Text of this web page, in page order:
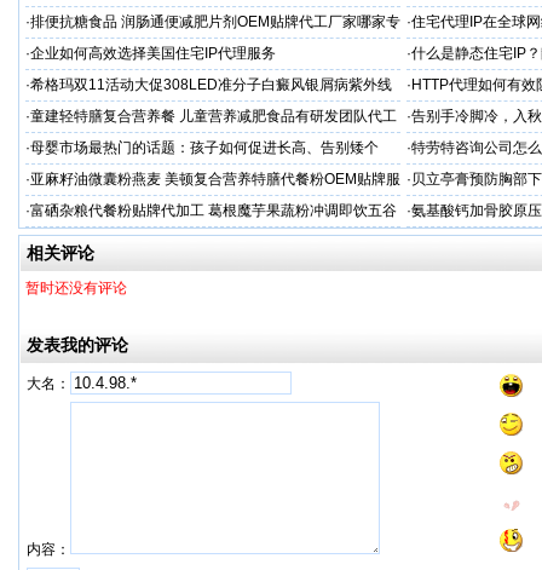
工厂家
家
·排便抗糖食品 润肠通便减肥片剂OEM贴牌代工厂家哪家专
业
·住宅代理IP在全球
·企业如何高效选择美国住宅IP代理服务 ·什么是静态住宅IP
·希格玛双11活动大促308LED准分子白癜风银屑病紫外线
光疗仪促销
· HTTP代理如何有
·童建轻特膳复合营养餐 儿童营养减肥食品有研发团队代工
厂家
·告别手冷脚冷，入
胶蜜膏
·母婴市场最热门的话题：孩子如何促进长高、告别矮个
子？
·特劳特咨询公司怎
·亚麻籽油微囊粉燕麦 美顿复合营养特膳代餐粉OEM贴牌服
务商
· 贝立亭膏预防胸部
·富硒杂粮代餐粉贴牌代加工 葛根魔芋果蔬粉冲调即饮五谷
粉定制
·氨基酸钙加骨胶原
家
相关评论
暂时还没有评论
发表我的评论
大名：
内容：